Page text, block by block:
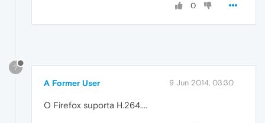
0
?
A Former User 9 Jun 2014, 03:30
O Firefox suporta H.264....